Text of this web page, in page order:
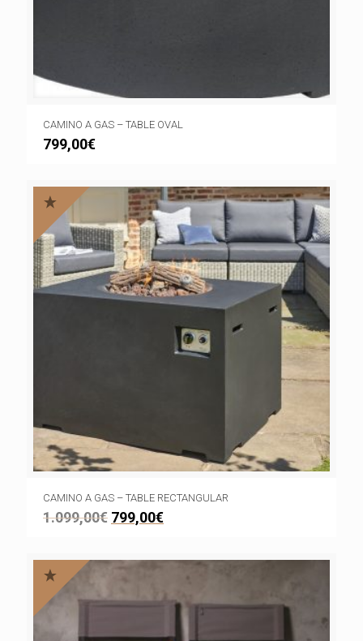
CAMINO A GAS – TABLE OVAL
799,00€
CAMINO A GAS – TABLE RECTANGULAR
1.099,00€ 799,00€